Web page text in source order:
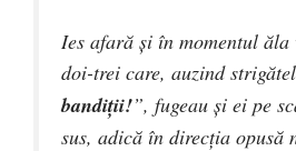
Ies afară şi în momentul ăla
doi-trei care, auzind
bandiţii!”, fugeau şi ei pe
sus, adică în direcţia opusă